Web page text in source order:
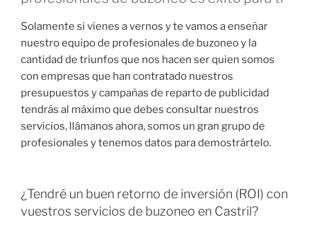
Solamente si vienes a vernos y te vamos a enseñar
nuestro equipo de profesionales de buzoneo y la
cantidad de triunfos que nos hacen ser quien somos
con empresas que han contratado nuestros
presupuestos y campañas de reparto de publicidad
tendrás al máximo que debes consultar nuestros
servicios, llámanos ahora, somos un gran grupo de
profesionales y tenemos datos para demostrártelo.
¿Tendré un buen retorno de inversión (ROI) con
vuestros servicios de buzoneo en Castril?